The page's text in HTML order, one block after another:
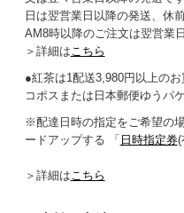
日は翌営業日以降の発送、休
AM8時以降のご注文は翌営業
＞詳細は こちら
●紅茶は1配送3,980円以上の
コポスまたは日本郵便ゆうパ
※配達日時の指定をご希望の
ードアップする 「 日時指定券(
＞詳細は こちら